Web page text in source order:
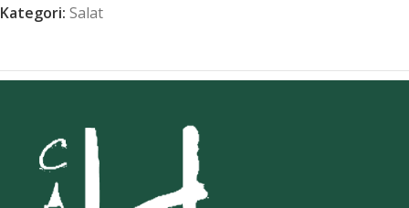
Kategori: Salat